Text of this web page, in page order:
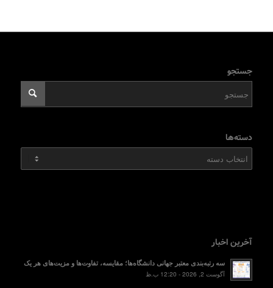
جستجو
دسته‌ها
آخرین اخبار
سه رتبه‌بندی معتبر جهانی دانشگاه‌ها؛ مقایسه، تفاوت‌ها و مزیت‌های هر یک
آگوست 2, 2026 - 12:20 ب.ظ